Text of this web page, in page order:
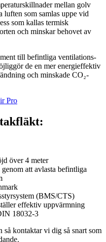
mellan golv
luften som samlas uppe vid
som kallas termisk
och minskar behovet av
till befintliga ventilations-
de en mer energieffektiv
och minskade CO₂-
över 4 meter
att avlasta befintliga
(BMS/CTS)
effektiv uppvärmning
18032-3
kontaktar vi dig så snart som